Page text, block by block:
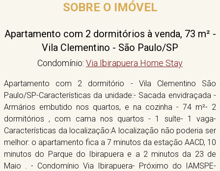
SOBRE O IMÓVEL
Apartamento com 2 dormitórios à venda, 73 m² -
Vila Clementino - São Paulo/SP
Condomínio: Via Ibirapuera Home Stay
Apartamento com 2 dormitório - Vila Clementino São
Paulo/SP-Características da unidade:- Sacada envidraçada -
Armários embutido nos quartos, e na cozinha - 74 m²- 2
dormitórios , com cama nos quartos - 1 suíte- 1 vaga-
Características da localização:A localização não poderia ser
melhor: o apartamento fica a 7 minutos da estação AACD, 10
minutos do Parque do Ibirapuera e a 2 minutos da 23 de
Maio . - Condomínio Via Ibirapuera- Próximo do IAMSPE-